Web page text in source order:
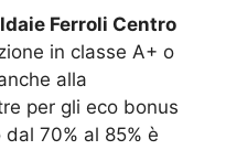
Ferroli Centro
in classe A+ o
alla
per gli eco bonus
70% al 85% è